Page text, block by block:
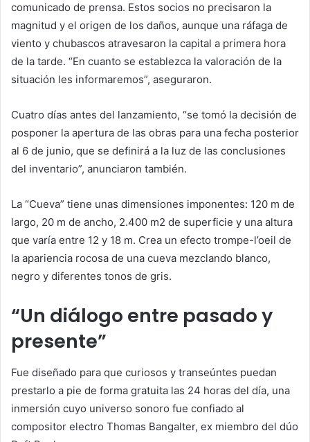
comunicado de prensa. Estos socios no precisaron la
magnitud y el origen de los daños, aunque una ráfaga de
viento y chubascos atravesaron la capital a primera hora
de la tarde. “En cuanto se establezca la valoración de la
situación les informaremos”, aseguraron.
Cuatro días antes del lanzamiento, “se tomó la decisión de
posponer la apertura de las obras para una fecha posterior
al 6 de junio, que se definirá a la luz de las conclusiones
del inventario”, anunciaron también.
La “Cueva” tiene unas dimensiones imponentes: 120 m de
largo, 20 m de ancho, 2.400 m2 de superficie y una altura
que varía entre 12 y 18 m. Crea un efecto trompe-l’oeil de
la apariencia rocosa de una cueva mezclando blanco,
negro y diferentes tonos de gris.
“Un diálogo entre pasado y
presente”
Fue diseñado para que curiosos y transeúntes puedan
prestarlo a pie de forma gratuita las 24 horas del día, una
inmersión cuyo universo sonoro fue confiado al
compositor electro Thomas Bangalter, ex miembro del dúo